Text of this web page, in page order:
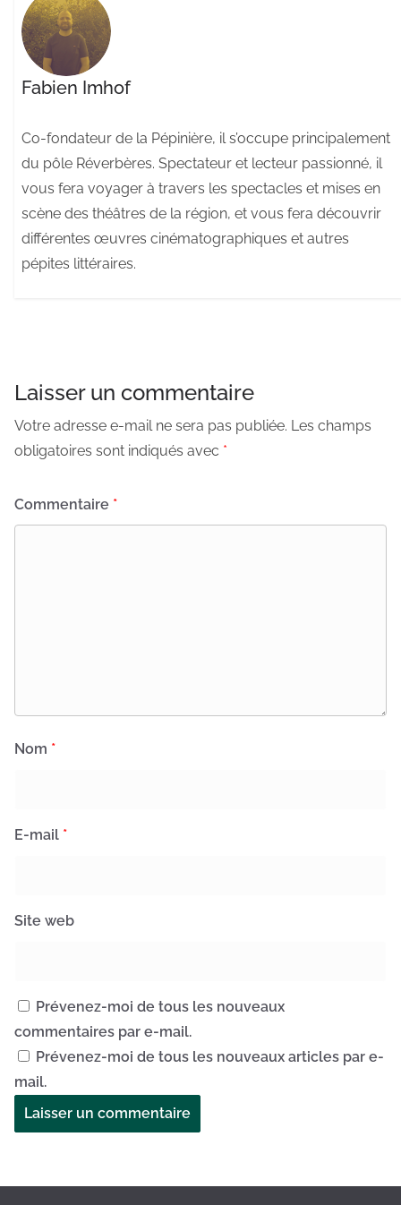
Fabien Imhof
Co-fondateur de la Pépinière, il s’occupe principalement
du pôle Réverbères. Spectateur et lecteur passionné, il
vous fera voyager à travers les spectacles et mises en
scène des théâtres de la région, et vous fera découvrir
différentes œuvres cinématographiques et autres
pépites littéraires.
Laisser un commentaire
Votre adresse e-mail ne sera pas publiée. Les champs
obligatoires sont indiqués avec *
Commentaire *
Nom *
E-mail *
Site web
Prévenez-moi de tous les nouveaux
commentaires par e-mail.
Prévenez-moi de tous les nouveaux articles par e-
mail.